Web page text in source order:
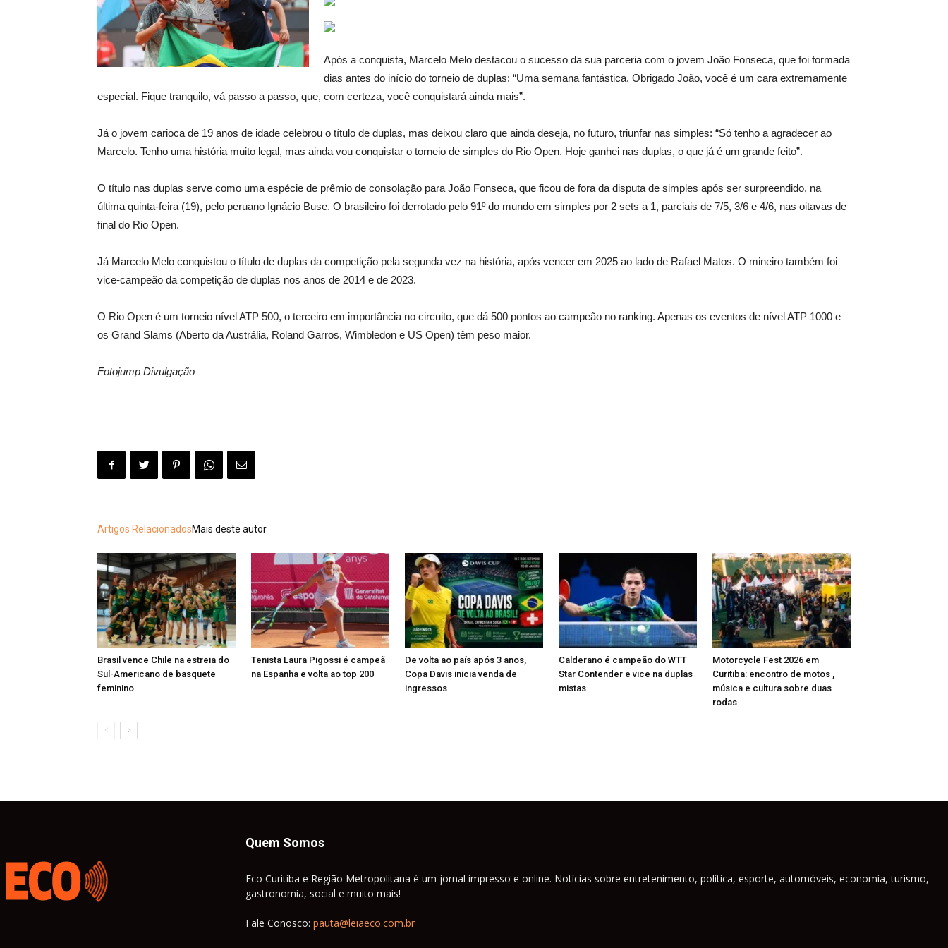
Após a conquista, Marcelo Melo destacou o sucesso da sua parceria com o jovem João Fonseca, que foi formada
dias antes do início do torneio de duplas: “Uma semana fantástica. Obrigado João, você é um cara extremamente
especial. Fique tranquilo, vá passo a passo, que, com certeza, você conquistará ainda mais”.
Já o jovem carioca de 19 anos de idade celebrou o título de duplas, mas deixou claro que ainda deseja, no futuro, triunfar nas simples: “Só tenho a agradecer ao
Marcelo. Tenho uma história muito legal, mas ainda vou conquistar o torneio de simples do Rio Open. Hoje ganhei nas duplas, o que já é um grande feito”.
O título nas duplas serve como uma espécie de prêmio de consolação para João Fonseca, que ficou de fora da disputa de simples após ser surpreendido, na
última quinta-feira (19), pelo peruano Ignácio Buse. O brasileiro foi derrotado pelo 91º do mundo em simples por 2 sets a 1, parciais de 7/5, 3/6 e 4/6, nas oitavas de
final do Rio Open.
Já Marcelo Melo conquistou o título de duplas da competição pela segunda vez na história, após vencer em 2025 ao lado de Rafael Matos. O mineiro também foi
vice-campeão da competição de duplas nos anos de 2014 e de 2023.
O Rio Open é um torneio nível ATP 500, o terceiro em importância no circuito, que dá 500 pontos ao campeão no ranking. Apenas os eventos de nível ATP 1000 e
os Grand Slams (Aberto da Austrália, Roland Garros, Wimbledon e US Open) têm peso maior.
Fotojump Divulgação
Artigos RelacionadosMais deste autor
Brasil vence Chile na estreia do
Sul-Americano de basquete
feminino
Tenista Laura Pigossi é campeã
na Espanha e volta ao top 200
De volta ao país após 3 anos,
Copa Davis inicia venda de
ingressos
Calderano é campeão do WTT
Star Contender e vice na duplas
mistas
Motorcycle Fest 2026 em
Curitiba: encontro de motos ,
música e cultura sobre duas
rodas
Quem Somos
Eco Curitiba e Região Metropolitana é um jornal impresso e online. Notícias sobre entretenimento, política, esporte, automóveis, economia, turismo,
gastronomia, social e muito mais!
Fale Conosco: pauta@leiaeco.com.br